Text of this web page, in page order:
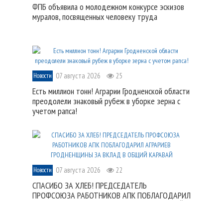
ФПБ объявила о молодежном конкурсе эскизов
муралов, посвященных человеку труда
Новости 07 августа 2026 25
Есть миллион тонн! Аграрии Гродненской области
преодолели знаковый рубеж в уборке зерна с
учетом рапса!
Новости 07 августа 2026 22
СПАСИБО ЗА ХЛЕБ! ПРЕДСЕДАТЕЛЬ
ПРОФСОЮЗА РАБОТНИКОВ АПК ПОБЛАГОДАРИЛ